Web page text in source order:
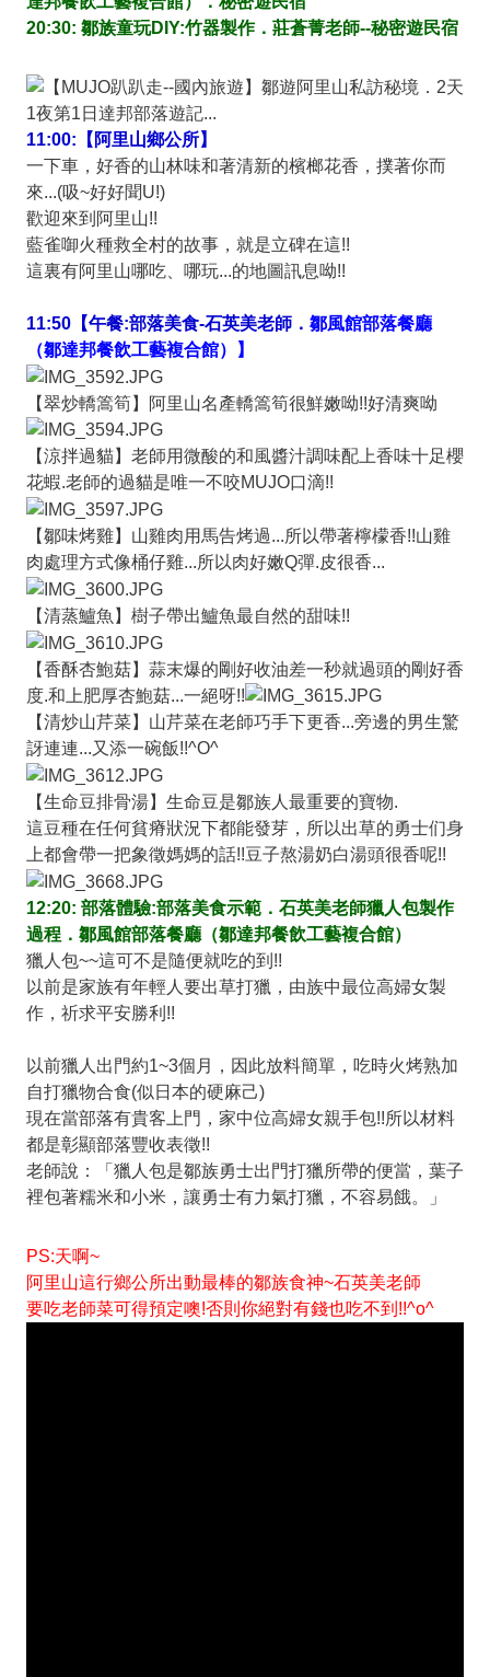
20:30: 鄒族童玩DIY:竹器製作．莊蒼菁老師--秘密遊民宿
11:00:【阿里山鄉公所】
一下車，好香的山林味和著清新的檳榔花香，撲著你而
來...(吸~好好聞U!)
歡迎來到阿里山!!
藍雀啣火種救全村的故事，就是立碑在這!!
這裏有阿里山哪吃、哪玩...的地圖訊息呦!!
11:50【午餐:部落美食-石英美老師． 鄒風館部落餐廳
（鄒達邦餐飲工藝複合館）】
【翠炒轎篙筍】阿里山名產轎篙筍很鮮嫩呦!!好清爽呦
【涼拌過貓】老師用微酸的和風醬汁調味配上香味十足櫻
花蝦.老師的過貓是唯一不咬MUJO口滴!!
【鄒味烤雞】山雞肉用馬告烤過...所以帶著檸檬香!!山雞
肉處理方式像桶仔雞...所以肉好嫩Q彈.皮很香...
【清蒸鱸魚】樹子帶出鱸魚最自然的甜味!!
【香酥杏鮑菇】蒜末爆的剛好收油差一秒就過頭的剛好香
度.和上肥厚杏鮑菇...一絕呀!!
【清炒山芹菜】山芹菜在老師巧手下更香...旁邊的男生驚
訝連連...又添一碗飯!!^O^
【生命豆排骨湯】生命豆是鄒族人最重要的寶物.
這豆種在任何貧瘠狀況下都能發芽，所以出草的勇士们身
上都會帶一把象徵媽媽的話!!豆子熬湯奶白湯頭很香呢!!
12:20: 部落體驗:部落美食示範．石英美老師獵人包製作
過程．鄒風館部落餐廳（鄒達邦餐飲工藝複合館）
獵人包~~這可不是隨便就吃的到!!
以前是家族有年輕人要出草打獵，由族中最位高婦女製
作，祈求平安勝利!!
以前獵人出門約1~3個月，因此放料簡單，吃時火烤熟加
自打獵物合食(似日本的硬麻己)
現在當部落有貴客上門，家中位高婦女親手包!!所以材料
都是彰顯部落豐收表徵!!
老師說：「獵人包是鄒族勇士出門打獵所帶的便當，葉子
裡包著糯米和小米，讓勇士有力氣打獵，不容易餓。」
PS:天啊~
阿里山這行鄉公所出動最棒的鄒族食神~石英美老師
要吃老師菜可得預定噢!否則你絕對有錢也吃不到!!^o^